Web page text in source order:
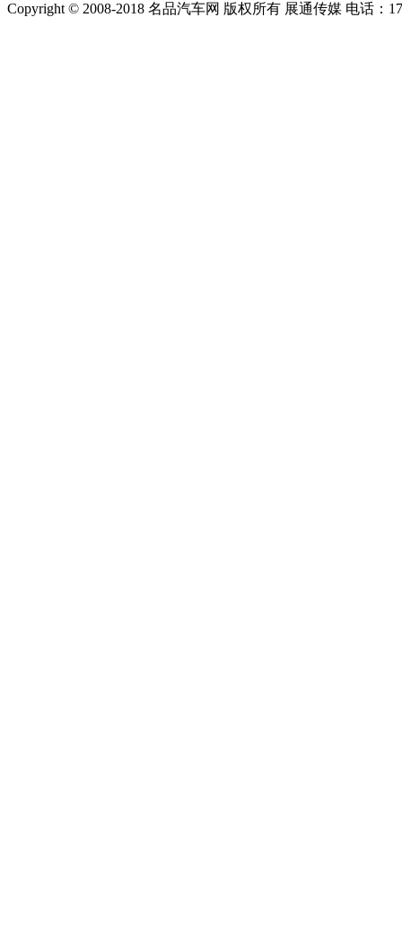
Copyright © 2008-2018 名品汽车网 版权所有 展通传媒 电话：